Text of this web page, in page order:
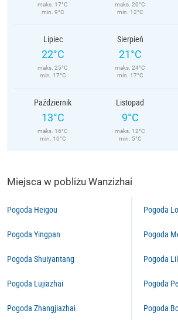
maks. 17°C
min. 9°C
maks. 20°C
min. 12°C
Lipiec
22°C
maks. 25°C
min. 17°C
Sierpień
21°C
maks. 24°C
min. 17°C
Październik
13°C
maks. 16°C
min. 10°C
Listopad
9°C
maks. 12°C
min. 5°C
Miejsca w pobliżu Wanzizhai
Pogoda Heigou
Pogoda Yingpan
Pogoda Shuiyantang
Pogoda Lujiazhai
Pogoda Zhangjiazhai
Pogoda
Pogoda
Pogoda
Pogoda
Pogoda